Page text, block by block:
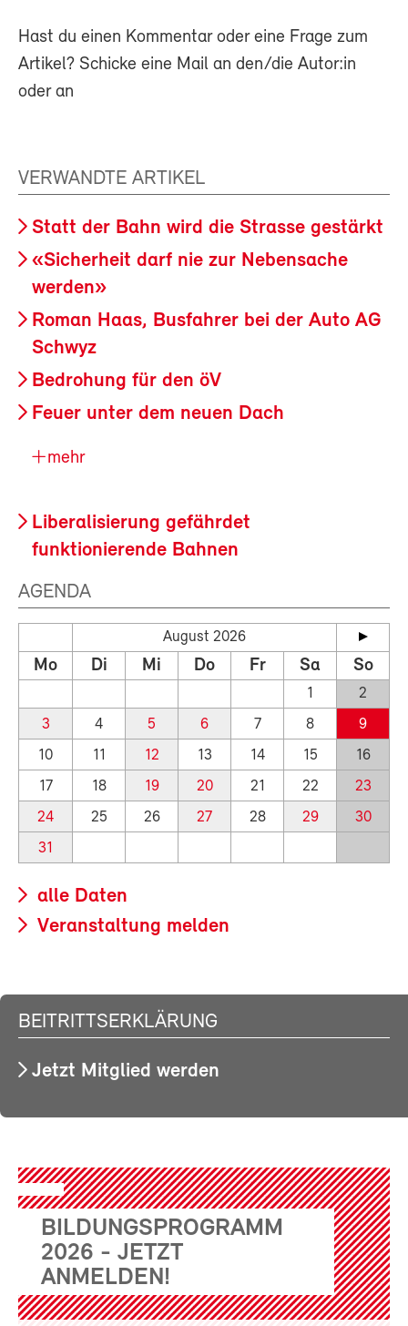
Hast du einen Kommentar oder eine Frage zum
Artikel? Schicke eine Mail an den/die Autor:in
oder an
VERWANDTE ARTIKEL
Statt der Bahn wird die Strasse gestärkt
«Sicherheit darf nie zur Nebensache
werden»
Roman Haas, Busfahrer bei der Auto AG
Schwyz
Bedrohung für den öV
Feuer unter dem neuen Dach
mehr
Liberalisierung gefährdet
funktionierende Bahnen
AGENDA
August 2026
Mo Di Mi Do Fr Sa So
1
2
3
4 5 6 7 8
9
10
11 12 13 14 15
16
17
18 19 20 21 22
23
24
25 26 27 28 29
30
31
alle Daten
Veranstaltung melden
BEITRITTSERKLÄRUNG
Jetzt Mitglied werden
BILDUNGSPROGRAMM
2026 - JETZT
ANMELDEN!